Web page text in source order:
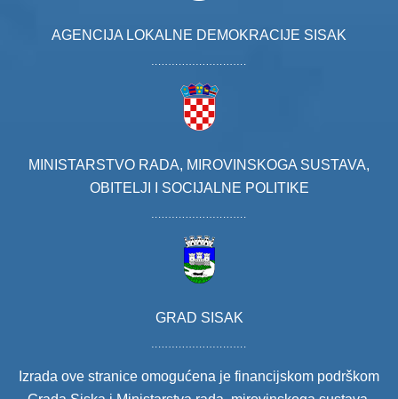
AGENCIJA LOKALNE DEMOKRACIJE SISAK
MINISTARSTVO RADA, MIROVINSKOGA SUSTAVA,
OBITELJI I SOCIJALNE POLITIKE
GRAD SISAK
Izrada ove stranice omogućena je financijskom podrškom